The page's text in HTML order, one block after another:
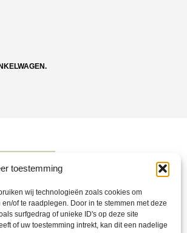
toestemming
wij technologieën zoals cookies om
of te raadplegen. Door in te stemmen met deze
surfgedrag of unieke ID's op deze site
of uw toestemming intrekt, kan dit een nadelige